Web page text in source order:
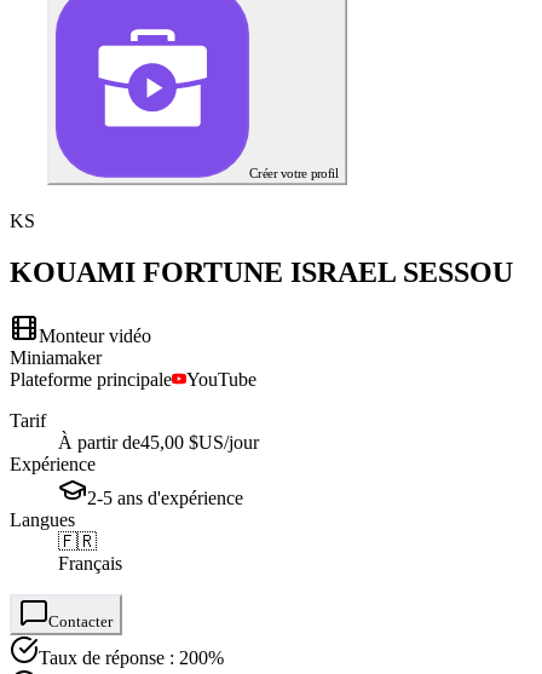
Créer votre profil
KS
KOUAMI FORTUNE ISRAEL SESSOU
Monteur vidéo
Miniamaker
Plateforme principale
YouTube
Tarif
À partir de45,00 $US/jour
Expérience
2-5 ans d'expérience
Langues
🇫🇷
Français
Contacter
Taux de réponse : 200%